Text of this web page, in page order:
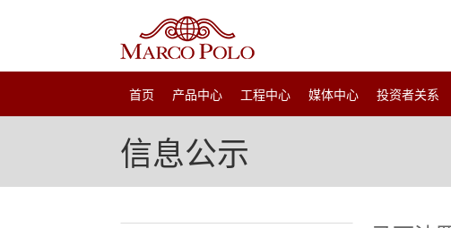
首页 产品中心 工程中心 媒体中心 投资者关系
信息公示